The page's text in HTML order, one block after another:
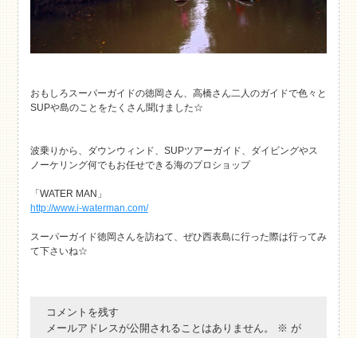
おもしろスーパーガイドの徳岡さん、高橋さん二人のガイドで色々と
SUPや島のことをたくさん聞けました☆
波乗りから、ダウンウィンド、SUPツアーガイド、ダイビングやス
ノーケリング何でもお任せできる海のプロショップ
「WATER MAN」
http://www.i-waterman.com/
スーパーガイド徳岡さんを訪ねて、ぜひ西表島に行った際は行ってみ
て下さいね☆
コメントを残す
メールアドレスが公開されることはありません。
※ が